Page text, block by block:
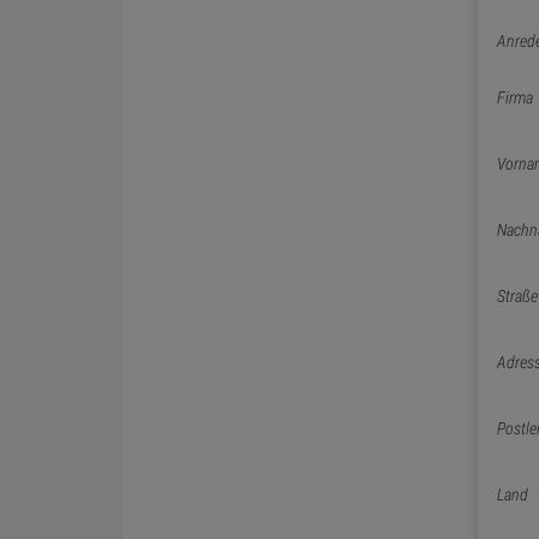
Firma
Straße
Land